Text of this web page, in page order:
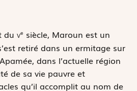
duve siècle, Maroun est un
retiré dans un ermitage sur
dans l’actuelle région
de sa vie pauvre et
qu’il accomplit au nom de